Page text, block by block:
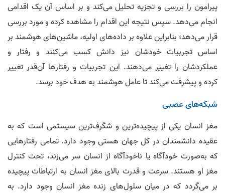
پیرامون را بررسی و تجزیه تحلیل می‌کند و بر اساس آن یک اقدامی
انجام می‌دهد. سپس نتیجه این اقدام را مشاهده کرده و مورد بررسی
قرار می‌دهد؛ بنابراین علاوه بر داده‌های اولیه، ماشین‌های هوشمند بر
اساس تجربیات خودشان نیز دانش کسب می‌کنند و رفتار و
عملکردشان را تغییر می‌دهند. این تجربیات و رفتارها آن‌قدر تغییر
کرده و پیشرفت می‌کند تا عامل هوشمند به هدف خود برسد.
شبکه‌های عصبی
مغز انسان یکی از پیچیده‌ترین و شگرف‌ترین سیستمی است که به
عقیده دانشمندان در کل جهان هستی وجود دارد. تمامی رفتارهایی
که به‌صورت خودآگاه یا ناخودآگاه از انسان سر می‌زند، تحت کنترل
مغز او هستند. سرعت و قدرت بالای مغز انسان به ارتباطات پیچیده
بر می‌گردد که در میان سلول‌های زنده مغز انسان وجود دارد. به